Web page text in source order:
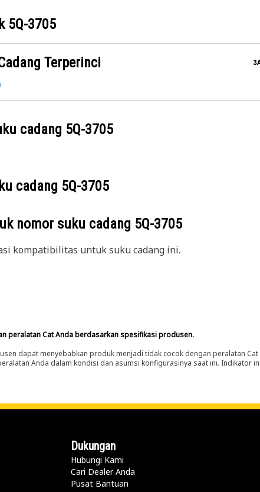
5Q-3705
Terperinci
cadang 5Q-3705
cadang 5Q-3705
nomor suku cadang 5Q-3705
kompatibilitas untuk suku cadang ini.
peralatan Cat Anda berdasarkan spesifikasi produsen.
dapat menyebabkan produk menjadi tidak cocok dengan peralatan
Anda dalam kondisi dan asumsi konfigurasinya saat ini. Indikator
Dukungan
Hubungi Kami
Cari Dealer Anda
Pusat Bantuan